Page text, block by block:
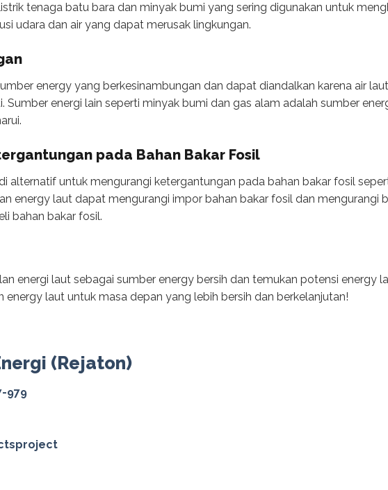
tenaga batu bara dan minyak bumi yang sering digunakan untuk
udara dan air yang dapat merusak lingkungan.
energy yang berkesinambungan dan dapat diandalkan karena air
Sumber energi lain seperti minyak bumi dan gas alam adalah sumber
pada Bahan Bakar Fosil
alternatif untuk mengurangi ketergantungan pada bahan bakar fosil
energy laut dapat mengurangi impor bahan bakar fosil dan mengurangi
bahan bakar fosil.
energi laut sebagai sumber energy bersih dan temukan potensi energy
energy laut untuk masa depan yang lebih bersih dan berkelanjutan!
(Rejaton)
979